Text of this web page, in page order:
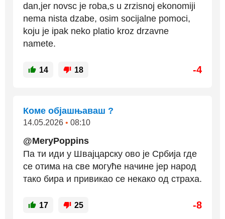
dan,jer novsc je roba,s u zrzisnoj ekonomiji
nema nista dzabe, osim socijalne pomoci,
koju je ipak neko platio kroz drzavne
namete.
14 18 -4
Коме објашњаваш ?
14.05.2026 • 08:10
@MeryPoppins
Па ти иди у Швајцарску ово је Србија где
се отима на све могуће начине јер народ
тако бира и привикао се некако од страха.
17 25 -8